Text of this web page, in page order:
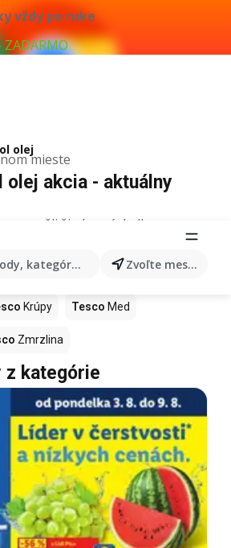
vždy po ruke
mieste
kategórie, produkty... Zvoľte mesto
olej
olej akcia - aktuálny
nenašli žiadne výsledky.
v obchodoch Tesco
Kiwi Mango
Krúpy Tesco Med
Zmrzlina
z kategórie